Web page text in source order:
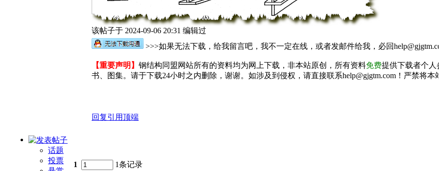
该帖子于 2024-09-06 20:31 编辑过
>>>如果无法下载，给我留言吧，我不一定在线，或者发邮件给我，必回
【重要声明】 钢结构同盟网站所有的资料均为网上下载，非本站原创，所有资料免费提供下载者个人
书、图集。请于下载24小时之内删除，谢谢。如涉及到侵权，请直接联系help@gjgtm.com！严禁将
回复引用顶端
话题
投票
1 1条记录